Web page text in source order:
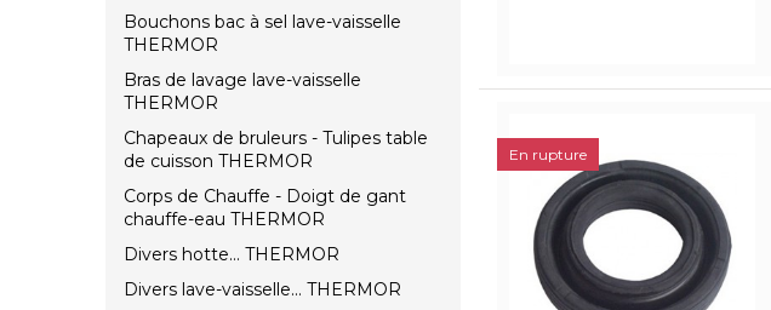
Bouchons bac à sel lave-vaisselle
THERMOR
Bras de lavage lave-vaisselle
THERMOR
Chapeaux de bruleurs - Tulipes table
de cuisson THERMOR
Corps de Chauffe - Doigt de gant
chauffe-eau THERMOR
Divers hotte... THERMOR
Divers lave-vaisselle... THERMOR
En rupture